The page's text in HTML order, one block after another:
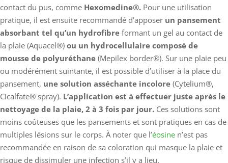
contact du pus, comme Hexomedine®. Pour une utilisation
pratique, il est ensuite recommandé d’apposer un pansement
absorbant tel qu’un hydrofibre formant un gel au contact de
la plaie (Aquacel®) ou un hydrocellulaire composé de
mousse de polyuréthane (Mepilex border®). Sur une plaie peu
ou modérément suintante, il est possible d’utiliser à la place du
pansement, une solution asséchante incolore (Cytelium®,
Cicalfate® spray). L’application est à effectuer juste après le
nettoyage de la plaie, 2 à 3 fois par jour. Ces solutions sont
moins coûteuses que les pansements et sont pratiques en cas de
multiples lésions sur le corps. À noter que l’éosine n’est pas
recommandée en raison de sa coloration qui masque la plaie et
risque de dissimuler une infection s’il y a lieu.